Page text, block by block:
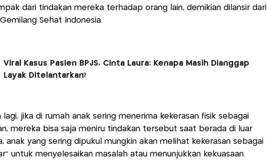
dari tindakan mereka terhadap orang lain, demikian dilansir dari
Sehat Indonesia.
Viral Kasus Pasien BPJS, Cinta Laura: Kenapa Masih Dianggap
Layak Ditelantarkan?
lagi, jika di rumah anak sering menerima kekerasan fisik sebagai
mereka bisa saja meniru tindakan tersebut saat berada di luar
anak yang sering dipukul mungkin akan melihat kekerasan sebagai
untuk menyelesaikan masalah atau menunjukkan kekuasaan.